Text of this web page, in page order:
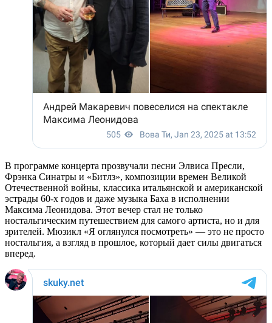
В программе концерта прозвучали песни Элвиса Пресли,
Фрэнка Синатры и «Битлз», композиции времен Великой
Отечественной войны, классика итальянской и американской
эстрады 60-х годов и даже музыка Баха в исполнении
Максима Леонидова. Этот вечер стал не только
ностальгическим путешествием для самого артиста, но и для
зрителей. Мюзикл «Я оглянулся посмотреть» — это не просто
ностальгия, а взгляд в прошлое, который дает силы двигаться
вперед.